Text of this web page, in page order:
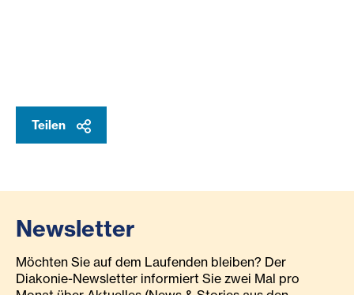
Teilen
Newsletter
Möchten Sie auf dem Laufenden bleiben? Der
Diakonie-Newsletter informiert Sie zwei Mal pro